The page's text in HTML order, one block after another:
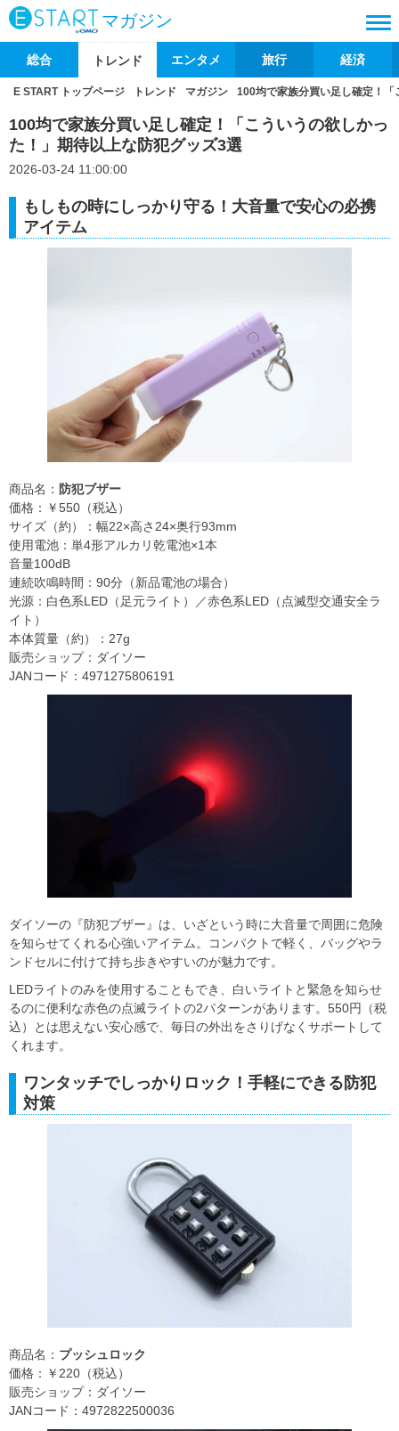
マガジン
総合 トレンド エンタメ 旅行 経済
E START トップページ トレンド マガジン 100均で家族分買い足し確定！
100均で家族分買い足し確定！「こういうの欲しかっ
た！」期待以上な防犯グッズ3選
2026-03-24 11:00:00
もしもの時にしっかり守る！大音量で安心の必携
アイテム
商品名： 防犯ブザー
価格：￥550（税込）
サイズ（約）：幅22×高さ24×奥行93mm
使用電池：単4形アルカリ乾電池×1本
音量100dB
連続吹鳴時間：90分（新品電池の場合）
光源：白色系LED（足元ライト）／赤色系LED（点滅型交通安全ラ
イト）
本体質量（約）：27g
販売ショップ：ダイソー
JANコード：4971275806191
ダイソーの『防犯ブザー』は、いざという時に大音量で周囲に危険
を知らせてくれる心強いアイテム。コンパクトで軽く、バッグやラ
ンドセルに付けて持ち歩きやすいのが魅力です。
LEDライトのみを使用することもでき、白いライトと緊急を知らせ
るのに便利な赤色の点滅ライトの2パターンがあります。550円（税
込）とは思えない安心感で、毎日の外出をさりげなくサポートして
くれます。
ワンタッチでしっかりロック！手軽にできる防犯
対策
商品名： プッシュロック
価格：￥220（税込）
販売ショップ：ダイソー
JANコード：4972822500036